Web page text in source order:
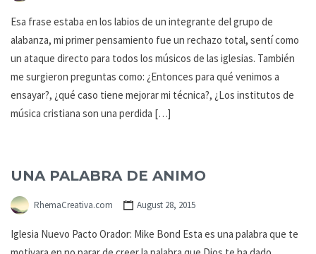
Esa frase estaba en los labios de un integrante del grupo de
alabanza, mi primer pensamiento fue un rechazo total, sentí como
un ataque directo para todos los músicos de las iglesias. También
me surgieron preguntas como: ¿Entonces para qué venimos a
ensayar?, ¿qué caso tiene mejorar mi técnica?, ¿Los institutos de
música cristiana son una perdida […]
UNA PALABRA DE ANIMO
RhemaCreativa.com August 28, 2015
Iglesia Nuevo Pacto Orador: Mike Bond Esta es una palabra que te